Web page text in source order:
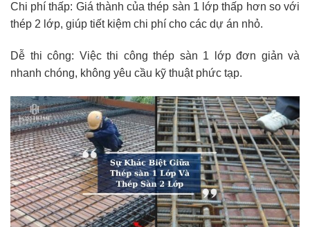
Chi phí thấp: Giá thành của thép sàn 1 lớp thấp hơn so với
thép 2 lớp, giúp tiết kiệm chi phí cho các dự án nhỏ.
Dễ thi công: Việc thi công thép sàn 1 lớp đơn giản và
nhanh chóng, không yêu cầu kỹ thuật phức tạp.